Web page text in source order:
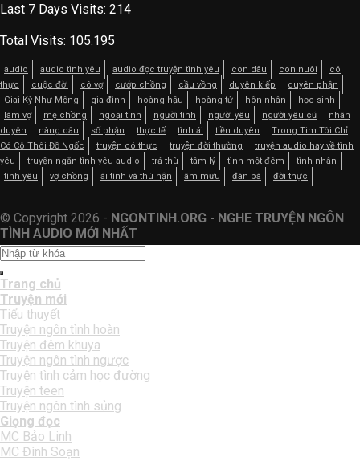
Last 7 Days Visits: 214
Total Visits: 105.195
audio audio tình yêu audio đọc truyện tình yêu con dâu con nuôi
có
thực
cuộc đời cô vợ cướp chồng cầu vồng duyên kiếp
duyên phận
Giai Kỳ Như Mộng
gia đình hoàng hậu hoàng tử hôn nhân
học sinh
làm vợ
mẹ chồng ngoại tình người tình người yêu người yêu cũ
nhân
duyên
nàng dâu số phận thực tế tình ái tiền duyên
Trong Tim Tôi Chỉ
Có Cô Thôi Đồ Ngốc
truyện có thực truyện đời thường
truyện audio hay về tình
yêu
truyện ngắn tình yêu audio trả thù tâm lý tình một đêm
tình nhân
tình yêu
vợ chồng ái tình và thù hận âm mưu đàn bà đời thực
© Copyright 2026 - NGONTINH.ORG - NGHE TRUYỆN NGÔN
TÌNH AUDIO MỚI NHẤT
Trang chủ
Truyện mới
Tiểu thuyết
Truyện ngôn tình hoàn
Truyện đêm khuya
Truyện ngôn tình ngược
Truyện tình cảm học đường
Truyện teen
Truyện ngôn tình sủng
Giọng đọc
MC Bảo Linh
MC Đình Soạn